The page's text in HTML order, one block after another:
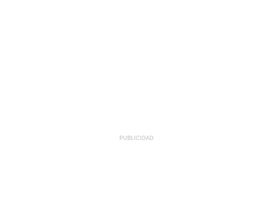
PUBLICIDAD